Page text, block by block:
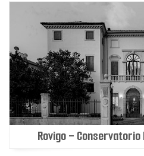
Rovigo -